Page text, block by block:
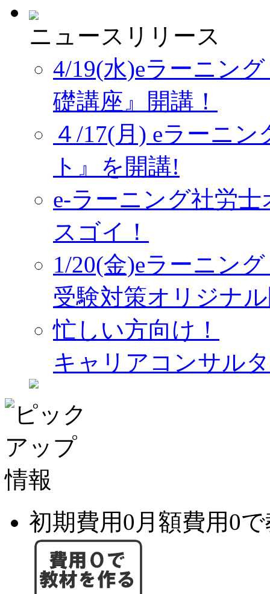
ニュースリリース
4/19(水)eラーニン
礎講座』開講！
４/17(月) eラーニ
ト』を開講!
e-ラーニング社労
スゴイ！
1/20(金)eラーニン
受験対策オリジナ
忙しい方向け！
キャリアコンサル
初期費用0月額費用0